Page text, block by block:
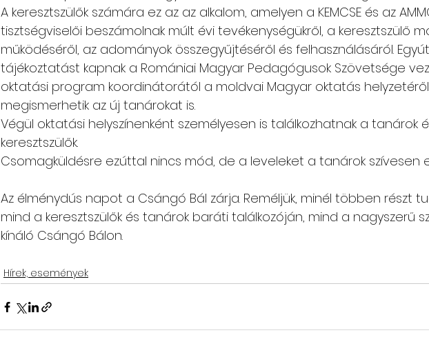
A keresztszülők számára ez az az alkalom, amelyen a KEMCSE és az
tisztségviselői beszámolnak múlt évi tevékenységükről, a keresztszülő
működéséről, az adományok összegyűjtéséről és felhasználásáról.
tájékoztatást kapnak a Romániai Magyar Pedagógusok Szövetsége
oktatási program koordinátorától a moldvai Magyar oktatás
megismerhetik az új tanárokat is.
Végül oktatási helyszínenként személyesen is találkozhatnak a tanárok
keresztszülők.
Csomagküldésre ezúttal nincs mód, de a leveleket a tanárok szívesen
Az élménydús napot a Csángó Bál zárja. Reméljük, minél többen részt
mind a keresztszülők és tanárok baráti találkozóján, mind a nagyszerű
kínáló Csángó Bálon.
Hírek, események